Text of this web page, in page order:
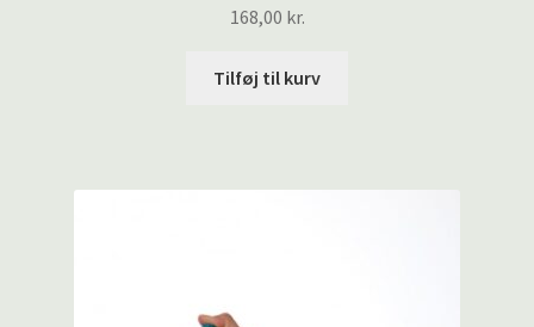
168,00 kr.
Tilføj til kurv